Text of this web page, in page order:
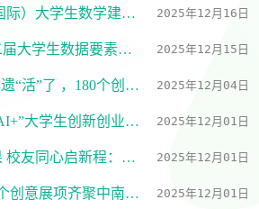
2026 年美国（国际）大学生数学建模竞赛（MCM/ICM）报名通知 2025年12月16日
我校学子在第二届大学生数据要素素质大赛全国总决赛中喜获6项国奖 2025年12月15日
“最美国潮”让非遗“活”了 ，180个创意展项齐聚中南民大 2025年12月04日
首届全国高校“AI+”大学生创新创业大赛决赛在武汉落幕 2025年12月01日
廿载双创结硕果 校友同心启新程：我校创新创业学院成立20周年暨创业校友会成立大会圆满举行 2025年12月01日
【汉新闻】180个创意展项齐聚中南民大，这场创新创业沙龙用“最美国潮”让非遗“活”了 2025年12月01日